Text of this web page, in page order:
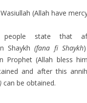
(Allah have
people state that
Shaykh(fana fi Shaykh
Prophet (Allah bless
and after this
can be obtained.